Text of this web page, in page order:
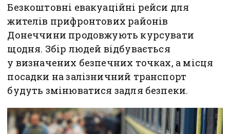
Безкоштовні евакуаційні рейси для
жителів прифронтових районів
Донеччини продовжують курсувати
щодня. Збір людей відбувається
у визначених безпечних точках, а місця
посадки на залізничний транспорт
будуть змінюватися задля безпеки.